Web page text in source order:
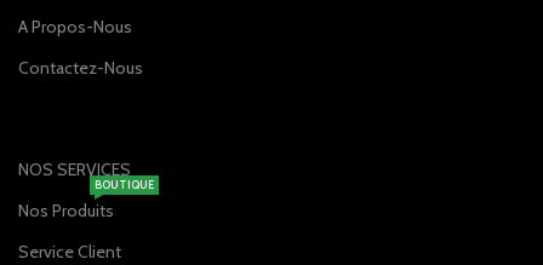
A Propos-Nous
Contactez-Nous
NOS SERVICES
Nos Produits
BOUTIQUE
Service Client